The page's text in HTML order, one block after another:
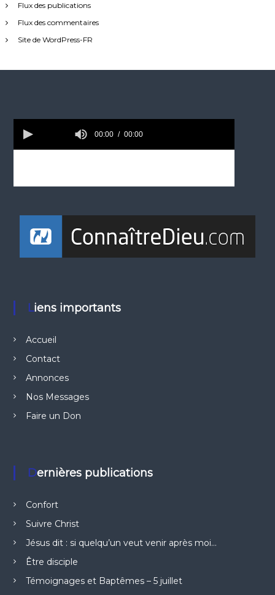
Flux des publications
Flux des commentaires
Site de WordPress-FR
Liens importants
Accueil
Contact
Annonces
Nos Messages
Faire un Don
Dernières publications
Confort
Suivre Christ
Jésus dit : si quelqu’un veut venir après moi…
Être disciple
Témoignages et Baptêmes – 5 juillet